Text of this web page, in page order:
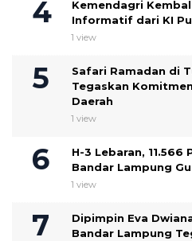
Kemendagri
Informatif dari KI
1 view
Safari Ramadan di
Tegaskan
Daerah
1 view
H-3 Lebaran,
Bandar Lampung
1 view
Dipimpin Eva
Bandar Lampung